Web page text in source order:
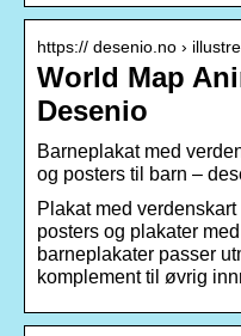
https:// desenio.no ›
World Map
Desenio
Barneplakat med
og posters til barn –
Plakat med
posters og plakater
barneplakater passer
komplement til øvrig